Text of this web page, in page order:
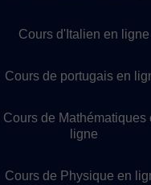
Cours d'Italien en ligne
Cours de portugais en
Cours de Mathématiques
ligne
Cours de Physique en